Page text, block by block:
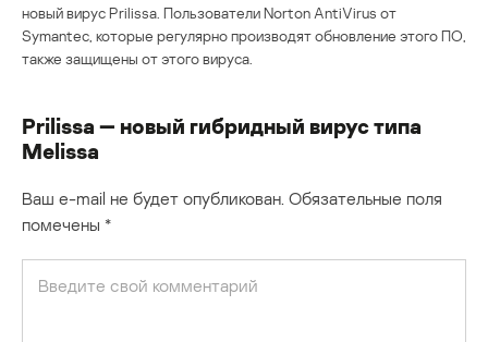
новый вирус Prilissa. Пользователи Norton AntiVirus от
Symantec, которые регулярно производят обновление этого ПО,
также защищены от этого вируса.
Prilissa — новый гибридный вирус типа
Melissa
Ваш e-mail не будет опубликован. Обязательные поля
помечены *